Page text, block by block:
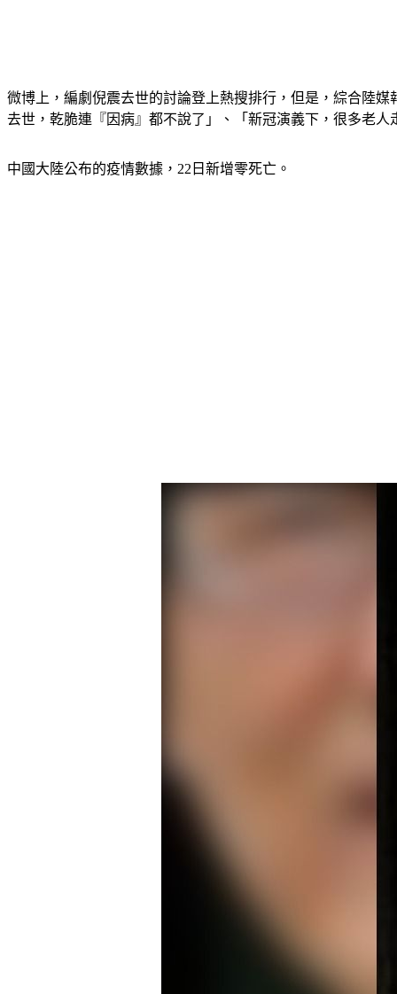
微博上，編劇倪震去世的討論登上熱搜排行，但是，綜合陸
去世，乾脆連『因病』都不說了」、「新冠演義下，很多老
中國大陸公布的疫情數據，22日新增零死亡。